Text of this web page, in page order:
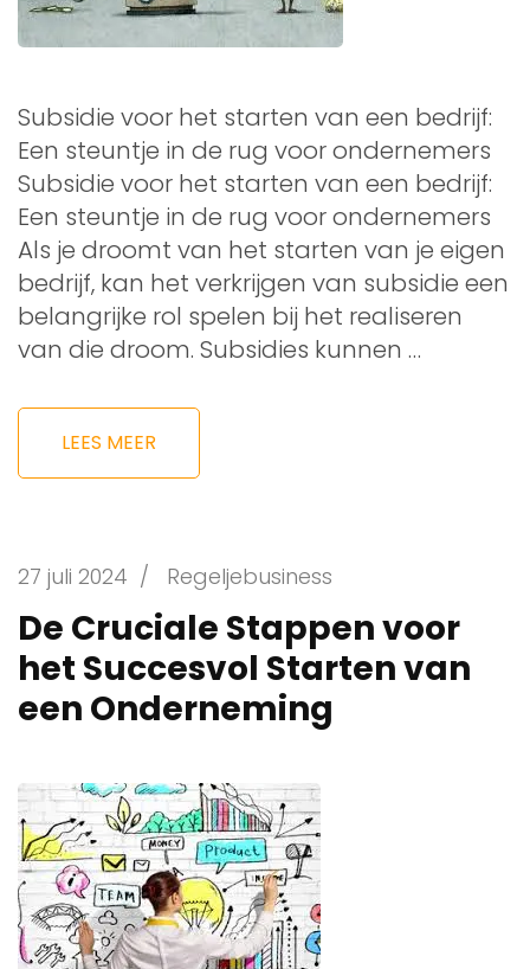
Subsidie voor het starten van een bedrijf:
Een steuntje in de rug voor ondernemers
Subsidie voor het starten van een bedrijf:
Een steuntje in de rug voor ondernemers
Als je droomt van het starten van je eigen
bedrijf, kan het verkrijgen van subsidie een
belangrijke rol spelen bij het realiseren
van die droom. Subsidies kunnen …
LEES MEER
27 juli 2024 / Regeljebusiness
De Cruciale Stappen voor
het Succesvol Starten van
een Onderneming